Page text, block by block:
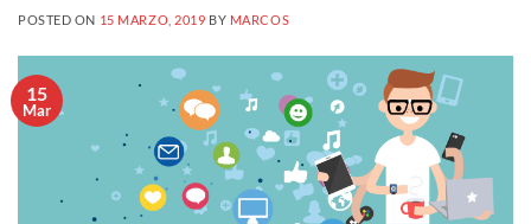
POSTED ON 15 MARZO, 2019 BY MARCOS
15
Mar